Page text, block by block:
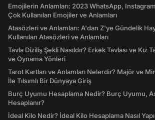
Emojilerin Anlamları: 2023 WhatsApp,
Çok Kullanılan Emojiler ve Anlamları
Atasözleri ve Anlamları: A'dan Z'ye Gündelik
Kullanılan Atasözleri ve Anlamları
Tavla Diziliş Şekli Nasıldır? Erkek Tavlası ve Kız
ve Oynama Yönleri
Tarot Kartları ve Anlamları Nelerdir? Majör ve
İle Tılsımlı Bir Dünyaya Giriş
Burç Uyumu Hesaplama Nedir? Burç Uyumu,
Hesaplanır?
İdeal Kilo Nedir? İdeal Kilo Hesaplama Nasıl